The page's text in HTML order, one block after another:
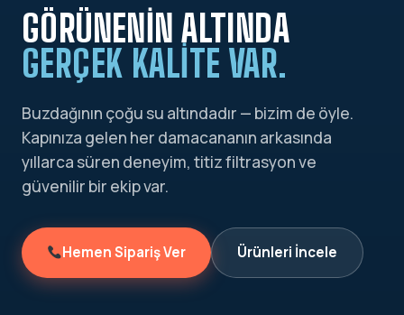
GÖRÜNENIN ALTINDA
GERÇEK KALITE VAR.
Buzdağının çoğu su altındadır — bizim de öyle.
Kapınıza gelen her damacananın arkasında
yıllarca süren deneyim, titiz filtrasyon ve
güvenilir bir ekip var.
Hemen Sipariş Ver Ürünleri İncele